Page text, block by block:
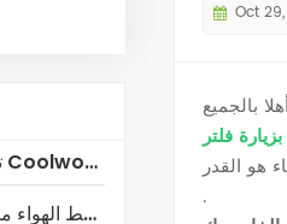
تهانينا على استخدامك لفرشاة Coolworks!
Oct
.